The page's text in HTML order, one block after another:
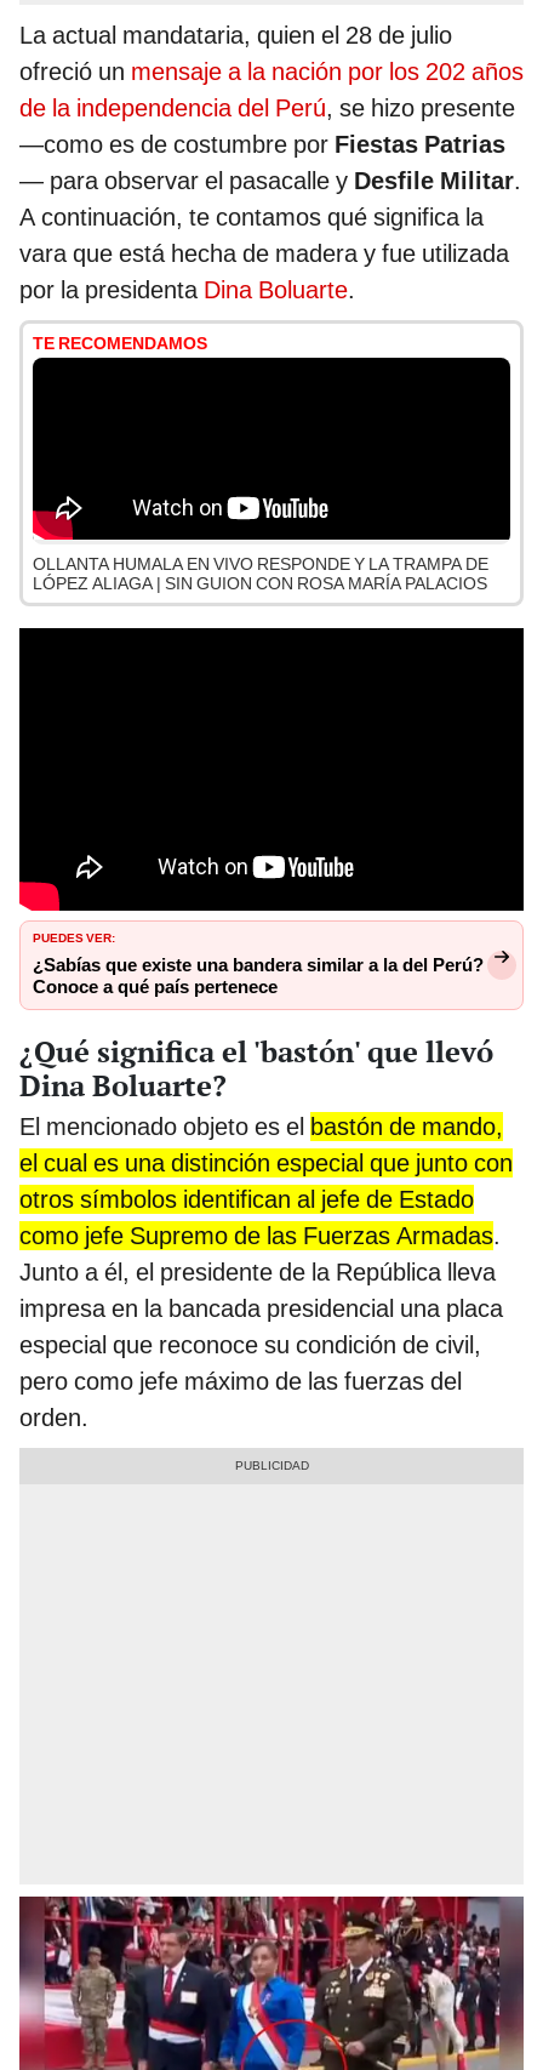
La actual mandataria, quien el 28 de julio
ofreció un mensaje a la nación por los 202 años
de la independencia del Perú, se hizo presente
—como es de costumbre por Fiestas Patrias
— para observar el pasacalle y Desfile Militar.
A continuación, te contamos qué significa la
vara que está hecha de madera y fue utilizada
por la presidenta Dina Boluarte.
TE RECOMENDAMOS
OLLANTA HUMALA EN VIVO RESPONDE Y LA TRAMPA DE
LÓPEZ ALIAGA | SIN GUION CON ROSA MARÍA PALACIOS
PUEDES VER:
¿Sabías que existe una bandera similar a la del Perú?
Conoce a qué país pertenece
¿Qué significa el 'bastón' que llevó
Dina Boluarte?
El mencionado objeto es el bastón de mando,
el cual es una distinción especial que junto con
otros símbolos identifican al jefe de Estado
como jefe Supremo de las Fuerzas Armadas.
Junto a él, el presidente de la República lleva
impresa en la bancada presidencial una placa
especial que reconoce su condición de civil,
pero como jefe máximo de las fuerzas del
orden.